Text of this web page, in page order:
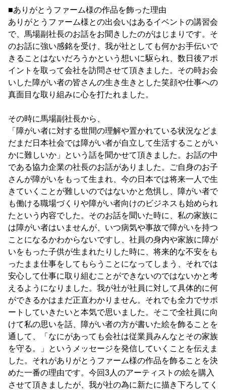
■ありがとうファーム様の作品を飾った理由
ありがとうファーム様との出会いはあるイベントの講習会
で、馬場副社長のお話をお聞きしたのがはじまりです。そ
のお話に強い感銘を受け、我が社としても何かお手伝いで
きることはないだろうかという想いに駆られ、数日後アポ
イントを取って会社を訪問させて頂きました。その時お会
いした障がい者の皆さんの生き生きとした笑顔や仕事への
真面目な取り組みに心を打たれました。
その時に馬場副社長から、
「障がい者に対する世間の理解や置かれている状況などま
だまだ日本社会では障がい者が自立して生活することがい
かに難しいか」という話を聞かせて頂きました。お話の中
である協力企業の社長のお話がありました。ご自身のお子
さんが障がいをもって生まれ、今の日本では将来一人で生
きていくことが難しいのではないかと危惧し、障がい者で
も働ける職場づくりや障がい者向けのビジネスも始められ
たという内容でした。そのお話を聞いた時に、私の家族に
は障がい者はいませんが、いつ病気や事故で障がいを持つ
ことになるかわからないですし、社員の身内や家族に障が
いをもった子供が生まれたりした時に、将来的な不安をも
ったまま仕事をしてもらうことになってしまう、それでは
安心して仕事に取り組むことができないのではないかと考
えるようになりました。我が社が社員に対して具体的に何
ができるかはまだ正直わかりません。それでも全力でサポ
ートしていきたいと本気で思いました。そこで全社員に向
けて私の思いを話、障がい者の方が書いた絵を飾ることを
通して、「なにがあっても会社は従業員みんなとその家族
を守る。」というメッセージを発信していくことを伝えま
した。それがありがとうファーム様の作品を飾ることを決
めた一番の理由です。今回3人のアーティストの絵を購入
させて頂きましたが、我が社の為に新たに描き下ろしてく